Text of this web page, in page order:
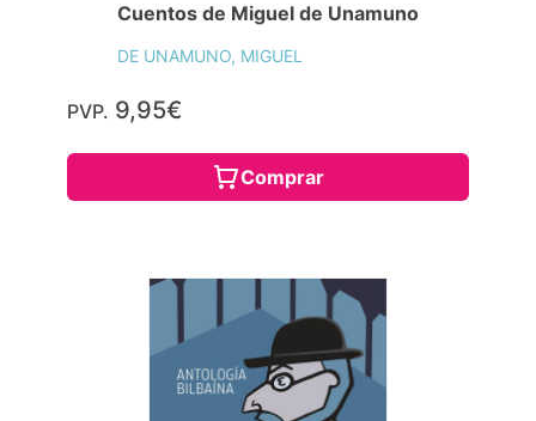
Cuentos de Miguel de Unamuno
DE UNAMUNO, MIGUEL
PVP. 9,95€
Comprar